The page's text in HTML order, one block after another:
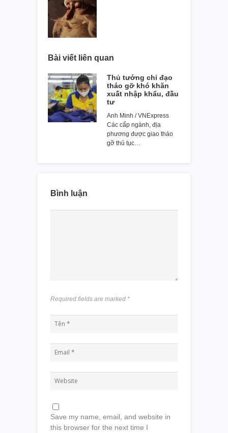
Bài viết liên quan
Thủ tướng chỉ đạo
tháo gỡ khó khăn
xuất nhập khẩu, đầu
tư
Anh Minh / VNExpress
Các cấp ngành, địa
phương được giao tháo
gỡ thủ tục…
Bình luận
Required fields are marked *
Save my name, email, and website in
this browser for the next time I